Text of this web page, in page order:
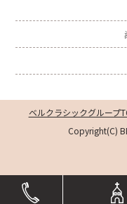
ベルクラシックグループ
Copyright(C)